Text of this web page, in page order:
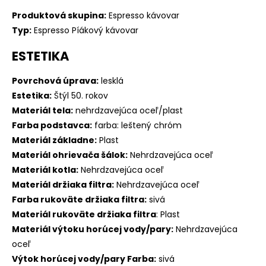
Produktová skupina: Espresso kávovar
Typ: Espresso Píákový kávovar
ESTETIKA
Povrchová úprava: lesklá
Estetika: Štýl 50. rokov
Materiál tela: nehrdzavejúca oceľ/plast
Farba podstavca: farba: leštený chróm
Materiál základne: Plast
Materiál ohrievača šálok: Nehrdzavejúca oceľ
Materiál kotla: Nehrdzavejúca oceľ
Materiál držiaka filtra: Nehrdzavejúca oceľ
Farba rukoväte držiaka filtra: sivá
Materiál rukoväte držiaka filtra: Plast
Materiál výtoku horúcej vody/pary: Nehrdzavejúca
oceľ
Výtok horúcej vody/pary Farba: sivá